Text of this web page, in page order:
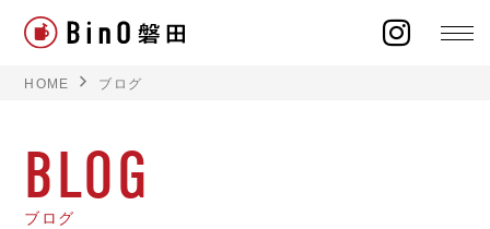
ラインナップ
HOME ブログ
BLOG
ブログ